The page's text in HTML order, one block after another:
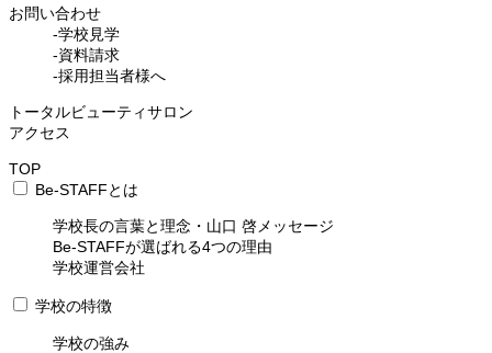
お問い合わせ
-学校見学
-資料請求
-採用担当者様へ
トータルビューティサロン
アクセス
TOP
Be-STAFFとは
学校長の言葉と理念・山口 啓メッセージ
Be-STAFFが選ばれる4つの理由
学校運営会社
学校の特徴
学校の強み